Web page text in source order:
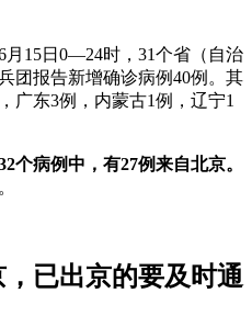
15日0—24时，31个省（自治
团报告新增确诊病例40例。其
广东3例，内蒙古1例，辽宁1
个病例中，有27例来自北京。
已出京的要及时通